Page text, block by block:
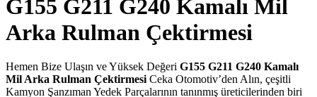
G155 G211 G240 Kamalı Mil
Arka Rulman Çektirmesi
Hemen Bize Ulaşın ve Yüksek Değeri G155 G211 G240 Kamalı
Mil Arka Rulman Çektirmesi Ceka Otomotiv’den Alın, çeşitli
Kamyon Şanzıman Yedek Parçalarının tanınmış üreticilerinden biri